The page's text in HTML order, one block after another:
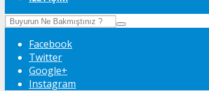
Facebook
Twitter
Google+
Instagram